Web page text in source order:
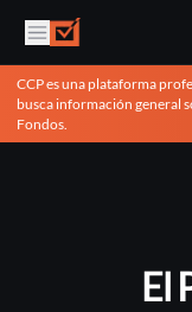
CCP es una plataforma
busca información general
Fondos.
El